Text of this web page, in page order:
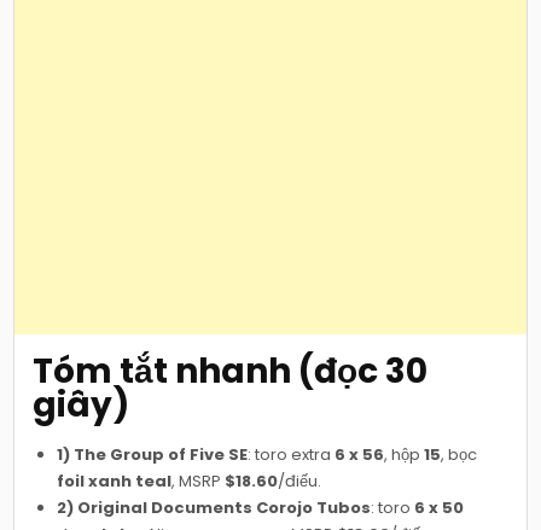
Tóm tắt nhanh (đọc 30
giây)
1) The Group of Five SE: toro extra 6 x 56, hộp15, bọc
foil xanh teal, MSRP $18.60/điếu.
2) Original Documents Corojo Tubos: toro 6 x 50